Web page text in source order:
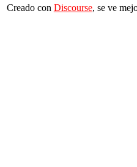
Creado con Discourse, se ve